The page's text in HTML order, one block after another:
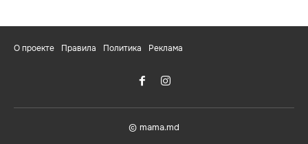
О проекте Правила Политика Реклама
© mama.md